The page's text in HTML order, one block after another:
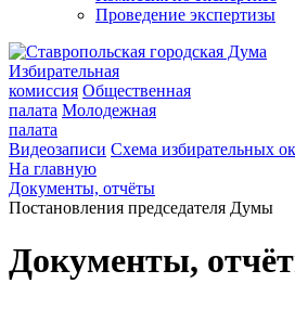
Проведение экспертизы
Избирательная
комиссия Общественная
палата Молодежная
палата
Видеозаписи Схема избирательных
На главную
Документы, отчёты
Постановления председателя Думы
Документы,